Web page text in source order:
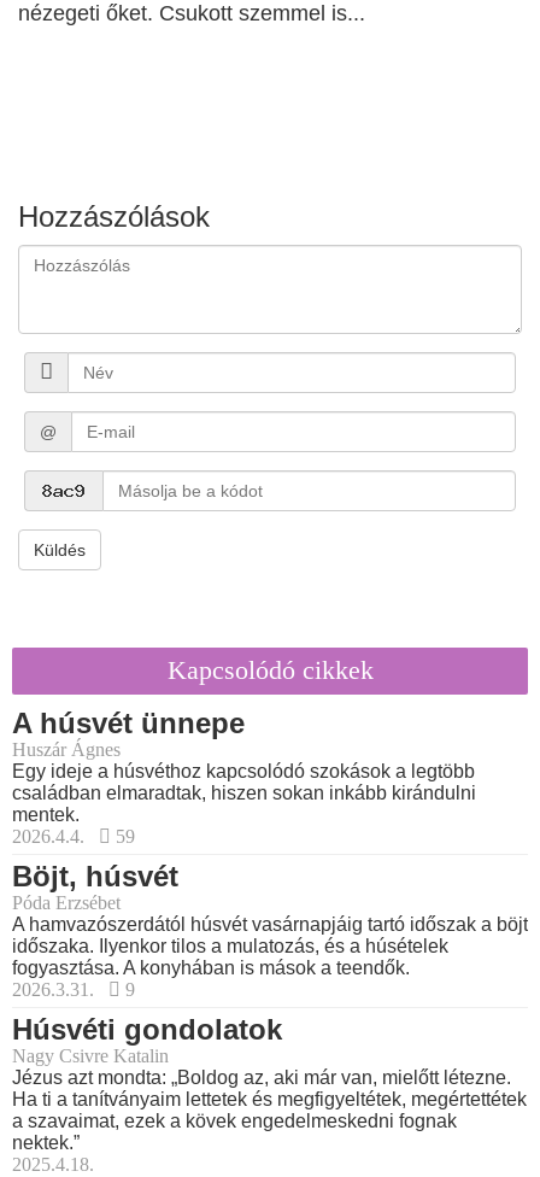
nézegeti őket. Csukott szemmel is...
Hozzászólások
@
Küldés
Kapcsolódó cikkek
A húsvét ünnepe
Huszár Ágnes
Egy ideje a húsvéthoz kapcsolódó szokások a legtöbb
családban elmaradtak, hiszen sokan inkább kirándulni
mentek.
2026.4.4.
59
Böjt, húsvét
Póda Erzsébet
A hamvazószerdától húsvét vasárnapjáig tartó időszak a böjt
időszaka. Ilyenkor tilos a mulatozás, és a húsételek
fogyasztása. A konyhában is mások a teendők.
2026.3.31.
9
Húsvéti gondolatok
Nagy Csivre Katalin
Jézus azt mondta: „Boldog az, aki már van, mielőtt létezne.
Ha ti a tanítványaim lettetek és megfigyeltétek, megértettétek
a szavaimat, ezek a kövek engedelmeskedni fognak
nektek.”
2025.4.18.